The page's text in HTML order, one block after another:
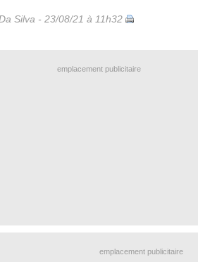
Silva - 23/08/21 à 11h32
emplacement publicitaire
emplacement publicitaire